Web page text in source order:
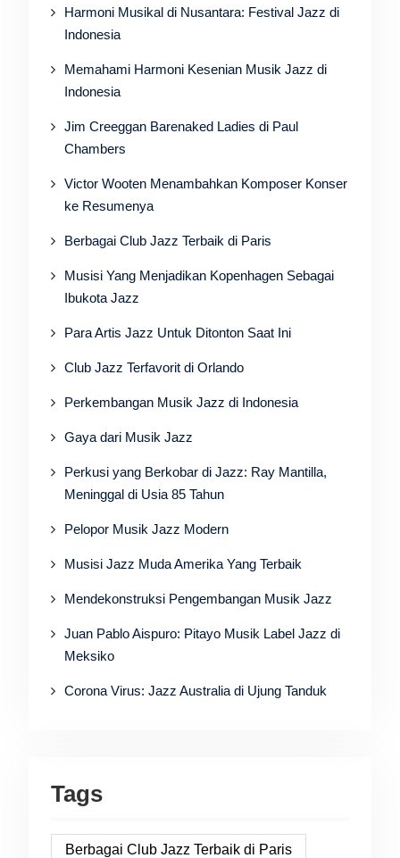
Harmoni Musikal di Nusantara: Festival Jazz di
Indonesia
Memahami Harmoni Kesenian Musik Jazz di
Indonesia
Jim Creeggan Barenaked Ladies di Paul
Chambers
Victor Wooten Menambahkan Komposer Konser
ke Resumenya
Berbagai Club Jazz Terbaik di Paris
Musisi Yang Menjadikan Kopenhagen Sebagai
Ibukota Jazz
Para Artis Jazz Untuk Ditonton Saat Ini
Club Jazz Terfavorit di Orlando
Perkembangan Musik Jazz di Indonesia
Gaya dari Musik Jazz
Perkusi yang Berkobar di Jazz: Ray Mantilla,
Meninggal di Usia 85 Tahun
Pelopor Musik Jazz Modern
Musisi Jazz Muda Amerika Yang Terbaik
Mendekonstruksi Pengembangan Musik Jazz
Juan Pablo Aispuro: Pitayo Musik Label Jazz di
Meksiko
Corona Virus: Jazz Australia di Ujung Tanduk
Tags
Berbagai Club Jazz Terbaik di Paris